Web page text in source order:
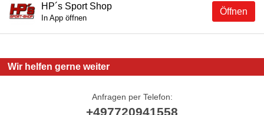
Öffnen
HP´s Sport Shop
In App öffnen
Wir helfen gerne weiter
Anfragen per Telefon:
+497720941558